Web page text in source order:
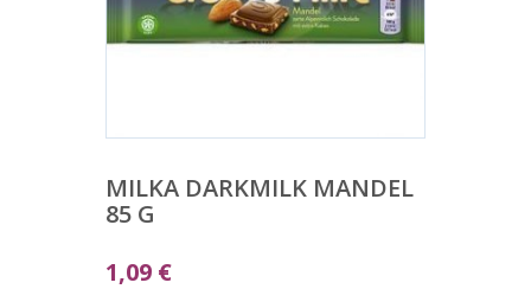
MILKA DARKMILK MANDEL
85 G
1,09 €